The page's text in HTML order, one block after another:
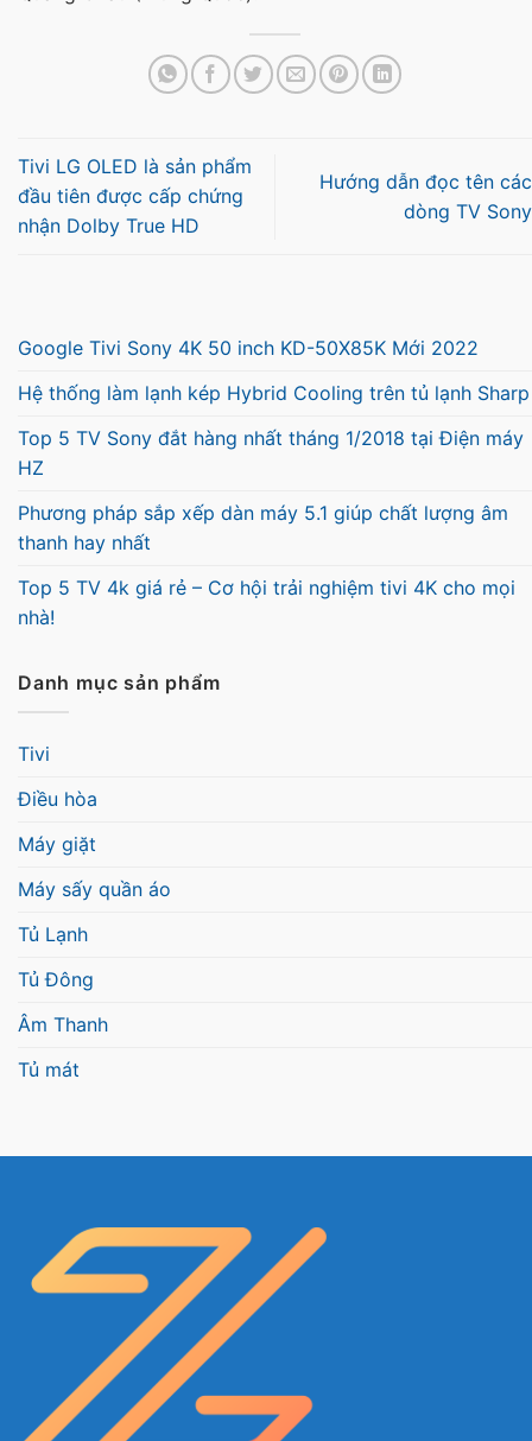
Tivi LG OLED là sản phẩm
đầu tiên được cấp chứng
nhận Dolby True HD
Hướng dẫn đọc tên các
dòng TV Sony
Google Tivi Sony 4K 50 inch KD-50X85K Mới 2022
Hệ thống làm lạnh kép Hybrid Cooling trên tủ lạnh Sharp
Top 5 TV Sony đắt hàng nhất tháng 1/2018 tại Điện máy
HZ
Phương pháp sắp xếp dàn máy 5.1 giúp chất lượng âm
thanh hay nhất
Top 5 TV 4k giá rẻ – Cơ hội trải nghiệm tivi 4K cho mọi
nhà!
Danh mục sản phẩm
Tivi
Điều hòa
Máy giặt
Máy sấy quần áo
Tủ Lạnh
Tủ Đông
Âm Thanh
Tủ mát